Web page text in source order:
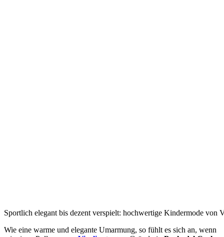
Sportlich elegant bis dezent verspielt: hochwertige Kindermode von
Wie eine warme und elegante Umarmung, so fühlt es sich an, wenn